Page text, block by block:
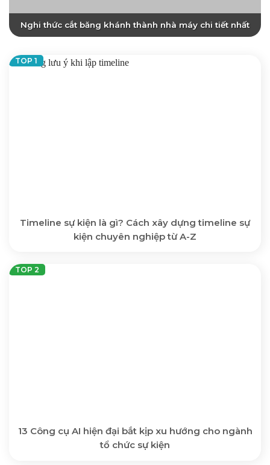
Nghi thức cắt băng khánh thành nhà máy chi tiết nhất
Timeline sự kiện là gì? Cách xây dựng timeline sự
kiện chuyên nghiệp từ A-Z
13 Công cụ AI hiện đại bắt kịp xu hướng cho ngành
tổ chức sự kiện